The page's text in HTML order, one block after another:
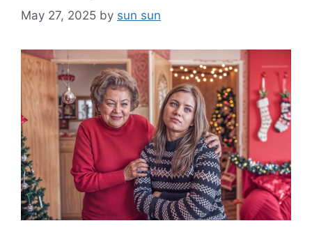
May 27, 2025 by sun sun